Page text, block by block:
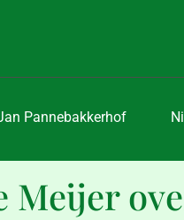
Pannebakkerhof
Meijer